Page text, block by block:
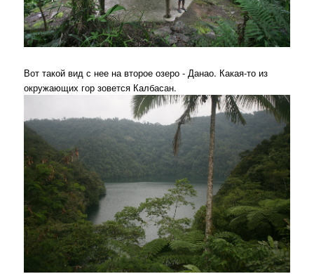
Вот такой вид с нее на второе озеро - Данао. Какая-то из
окружающих гор зовется Калбасан.